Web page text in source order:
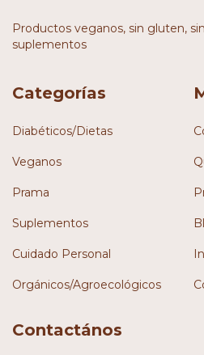
Productos veganos, sin gluten,
suplementos
Categorías
Diabéticos/Dietas
Veganos
Prama
Suplementos
Cuidado Personal
Orgánicos/Agroecológicos
Contactános